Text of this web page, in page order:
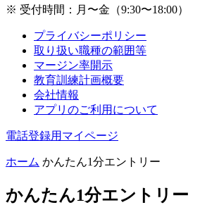
※ 受付時間：月〜金（9:30〜18:00）
プライバシーポリシー
取り扱い職種の範囲等
マージン率開示
教育訓練計画概要
会社情報
アプリのご利用について
電話登録用マイページ
ホーム かんたん1分エントリー
かんたん1分エントリー